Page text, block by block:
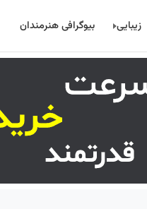
زیبایی بیوگرافی هنرمندان